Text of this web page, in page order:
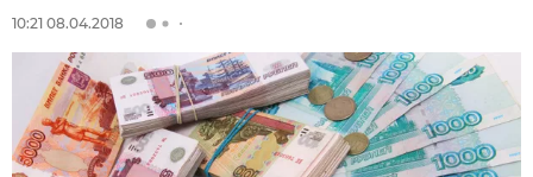
10:21 08.04.2018